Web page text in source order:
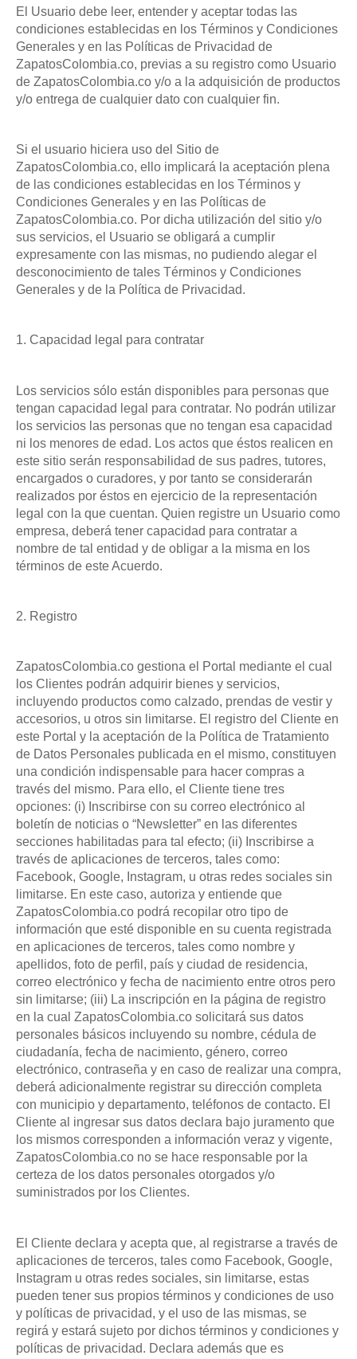
El Usuario debe leer, entender y aceptar todas las
condiciones establecidas en los Términos y Condiciones
Generales y en las Políticas de Privacidad de
ZapatosColombia.co, previas a su registro como Usuario
de ZapatosColombia.co y/o a la adquisición de productos
y/o entrega de cualquier dato con cualquier fin.
Si el usuario hiciera uso del Sitio de
ZapatosColombia.co, ello implicará la aceptación plena
de las condiciones establecidas en los Términos y
Condiciones Generales y en las Políticas de
ZapatosColombia.co. Por dicha utilización del sitio y/o
sus servicios, el Usuario se obligará a cumplir
expresamente con las mismas, no pudiendo alegar el
desconocimiento de tales Términos y Condiciones
Generales y de la Política de Privacidad.
1. Capacidad legal para contratar
Los servicios sólo están disponibles para personas que
tengan capacidad legal para contratar. No podrán utilizar
los servicios las personas que no tengan esa capacidad
ni los menores de edad. Los actos que éstos realicen en
este sitio serán responsabilidad de sus padres, tutores,
encargados o curadores, y por tanto se considerarán
realizados por éstos en ejercicio de la representación
legal con la que cuentan. Quien registre un Usuario como
empresa, deberá tener capacidad para contratar a
nombre de tal entidad y de obligar a la misma en los
términos de este Acuerdo.
2. Registro
ZapatosColombia.co gestiona el Portal mediante el cual
los Clientes podrán adquirir bienes y servicios,
incluyendo productos como calzado, prendas de vestir y
accesorios, u otros sin limitarse. El registro del Cliente en
este Portal y la aceptación de la Política de Tratamiento
de Datos Personales publicada en el mismo, constituyen
una condición indispensable para hacer compras a
través del mismo. Para ello, el Cliente tiene tres
opciones: (i) Inscribirse con su correo electrónico al
boletín de noticias o “Newsletter” en las diferentes
secciones habilitadas para tal efecto; (ii) Inscribirse a
través de aplicaciones de terceros, tales como:
Facebook, Google, Instagram, u otras redes sociales sin
limitarse. En este caso, autoriza y entiende que
ZapatosColombia.co podrá recopilar otro tipo de
información que esté disponible en su cuenta registrada
en aplicaciones de terceros, tales como nombre y
apellidos, foto de perfil, país y ciudad de residencia,
correo electrónico y fecha de nacimiento entre otros pero
sin limitarse; (iii) La inscripción en la página de registro
en la cual ZapatosColombia.co solicitará sus datos
personales básicos incluyendo su nombre, cédula de
ciudadanía, fecha de nacimiento, género, correo
electrónico, contraseña y en caso de realizar una compra,
deberá adicionalmente registrar su dirección completa
con municipio y departamento, teléfonos de contacto. El
Cliente al ingresar sus datos declara bajo juramento que
los mismos corresponden a información veraz y vigente,
ZapatosColombia.co no se hace responsable por la
certeza de los datos personales otorgados y/o
suministrados por los Clientes.
El Cliente declara y acepta que, al registrarse a través de
aplicaciones de terceros, tales como Facebook, Google,
Instagram u otras redes sociales, sin limitarse, estas
pueden tener sus propios términos y condiciones de uso
y políticas de privacidad, y el uso de las mismas, se
regirá y estará sujeto por dichos términos y condiciones y
políticas de privacidad. Declara además que es